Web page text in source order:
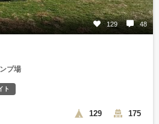
129 48
プ場
ト
129 175